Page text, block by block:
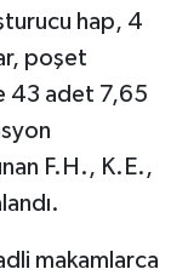
hap, 4
poşet
43 adet 7,65
F.H., K.E.,
makamlarca